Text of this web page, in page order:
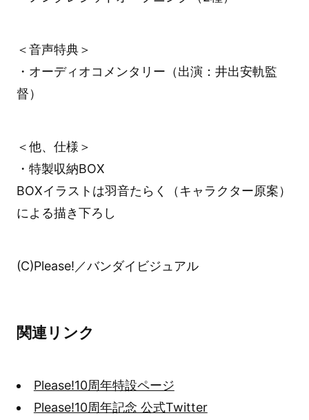
＜音声特典＞
・オーディオコメンタリー（出演：井出安軌監
督）
＜他、仕様＞
・特製収納BOX
BOXイラストは羽音たらく（キャラクター原案）
による描き下ろし
(C)Please!／バンダイビジュアル
関連リンク
Please!10周年特設ページ
Please!10周年記念 公式Twitter